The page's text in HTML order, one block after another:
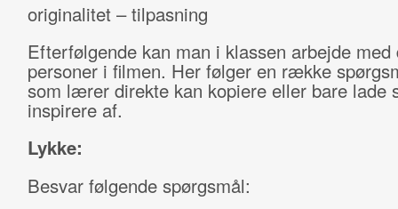
originalitet – tilpasning
Efterfølgende kan man i klassen arbejde med
personer i filmen. Her følger en række
som lærer direkte kan kopiere eller bare lade
inspirere af.
Lykke:
Besvar følgende spørgsmål: